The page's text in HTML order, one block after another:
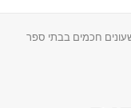
חכמים בבתי ספר